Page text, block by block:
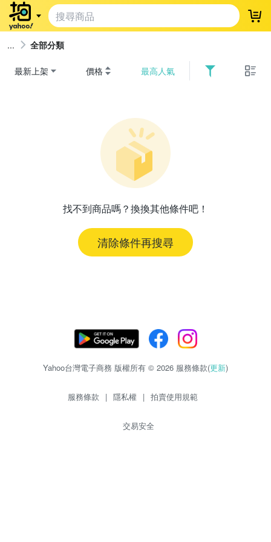
登
全部分類
最新上架 價格 最高人氣
找不到商品嗎？換換其他條件吧！
清除條件再搜尋
Yahoo台灣電子商務 版權所有 © 2026 服務條款(更新)
服務條款 | 隱私權 | 拍賣使用規範
交易安全